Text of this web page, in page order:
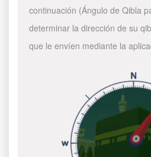
continuación (Ángulo de Qibla
determinar la dirección de su
que le envíen mediante la